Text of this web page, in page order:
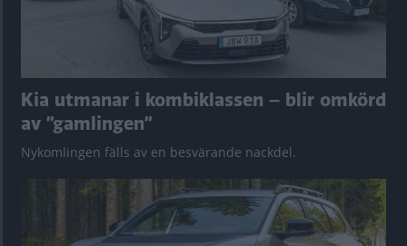
Kia utmanar i kombiklassen – blir omkörd
av ”gamlingen”
Nykomlingen fälls av en besvärande nackdel.